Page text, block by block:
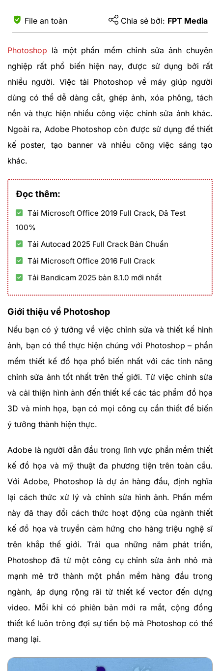
File an toàn Chia sẻ bởi: FPT Media
Photoshop là một phần mềm chỉnh sửa ảnh chuyên
nghiệp rất phổ biến hiện nay, được sử dụng bởi rất
nhiều người. Việc tải Photoshop về máy giúp người
dùng có thể dễ dàng cắt, ghép ảnh, xóa phông, tách
nền và thực hiện nhiều công việc chỉnh sửa ảnh khác.
Ngoài ra, Adobe Photoshop còn được sử dụng để thiết
kế poster, tạo banner và nhiều công việc sáng tạo
khác.
Đọc thêm:
Tải Microsoft Office 2019 Full Crack, Đã Test
100%
Tải Autocad 2025 Full Crack Bản Chuẩn
Tải Microsoft Office 2016 Full Crack
Tải Bandicam 2025 bản 8.1.0 mới nhất
Giới thiệu về Photoshop
Nếu bạn có ý tưởng về việc chỉnh sửa và thiết kế hình
ảnh, bạn có thể thực hiện chúng với Photoshop – phần
mềm thiết kế đồ họa phổ biến nhất với các tính năng
chỉnh sửa ảnh tốt nhất trên thế giới. Từ việc chỉnh sửa
và cải thiện hình ảnh đến thiết kế các tác phẩm đồ họa
3D và minh họa, bạn có mọi công cụ cần thiết để biến
ý tưởng thành hiện thực.
Adobe là người dẫn đầu trong lĩnh vực phần mềm thiết
kế đồ họa và mỹ thuật đa phương tiện trên toàn cầu.
Với Adobe, Photoshop là dự án hàng đầu, định nghĩa
lại cách thức xử lý và chỉnh sửa hình ảnh. Phần mềm
này đã thay đổi cách thức hoạt động của ngành thiết
kế đồ họa và truyền cảm hứng cho hàng triệu nghệ sĩ
trên khắp thế giới. Trải qua những năm phát triển,
Photoshop đã từ một công cụ chỉnh sửa ảnh nhỏ mà
mạnh mẽ trở thành một phần mềm hàng đầu trong
ngành, áp dụng rộng rãi từ thiết kế vector đến dựng
video. Mỗi khi có phiên bản mới ra mắt, cộng đồng
thiết kế luôn trông đợi sự tiến bộ mà Photoshop có thể
mang lại.